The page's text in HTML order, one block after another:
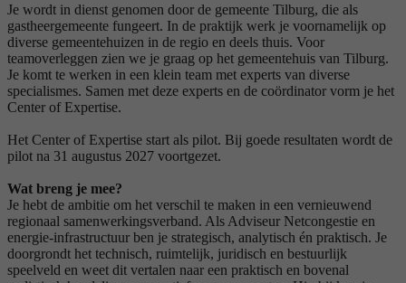
Je wordt in dienst genomen door de gemeente Tilburg, die als
gastheergemeente fungeert. In de praktijk werk je voornamelijk op
diverse gemeentehuizen in de regio en deels thuis. Voor
teamoverleggen zien we je graag op het gemeentehuis van Tilburg.
Je komt te werken in een klein team met experts van diverse
specialismes. Samen met deze experts en de coördinator vorm je het
Center of Expertise.
Het Center of Expertise start als pilot. Bij goede resultaten wordt de
pilot na 31 augustus 2027 voortgezet.
Wat breng je mee?
Je hebt de ambitie om het verschil te maken in een vernieuwend
regionaal samenwerkingsverband. Als Adviseur Netcongestie en
energie-infrastructuur ben je strategisch, analytisch én praktisch. Je
doorgrondt het technisch, ruimtelijk, juridisch en bestuurlijk
speelveld en weet dit vertalen naar een praktisch en bovenal